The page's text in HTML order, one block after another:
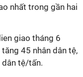
nhất trong gần hai
giao tháng 6
45 nhân dân tệ,
tệ/tấn.